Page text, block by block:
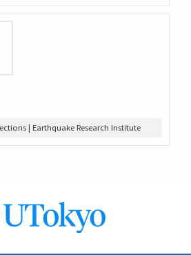
| Earthquake Research Institute